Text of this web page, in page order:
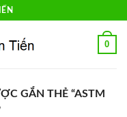
0
GẮN THẺ “ASTM